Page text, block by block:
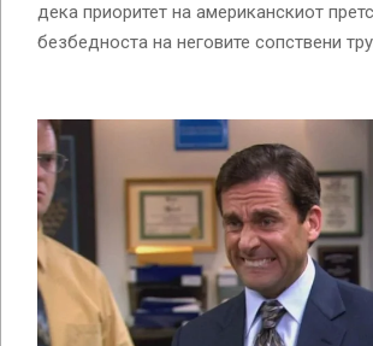
дека приоритет на американскиот
безбедноста на неговите сопствени